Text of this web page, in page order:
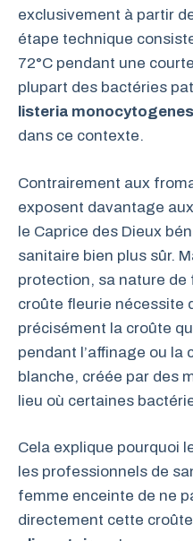
exclusivement à partir
étape technique
72°C pendant une
plupart des bactéries
listeria monocytogenes
dans ce contexte.
Contrairement aux
exposent davantage
le Caprice des Dieux
sanitaire bien plus sûr.
protection, sa nature
croûte fleurie nécessite
précisément la croûte
pendant l’affinage ou la
blanche, créée par des
lieu où certaines
Cela explique pourquoi
les professionnels de
femme enceinte de ne
directement cette